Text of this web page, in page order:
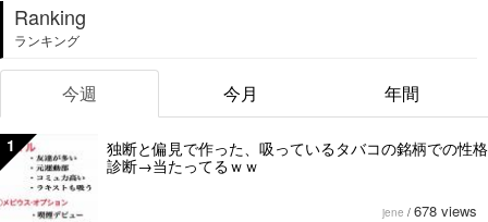
Ranking
ランキング
今週 今月 年間
1
独断と偏見で作った、吸っているタバコの銘柄での性格
診断→当たってるｗｗ
jene / 678 views